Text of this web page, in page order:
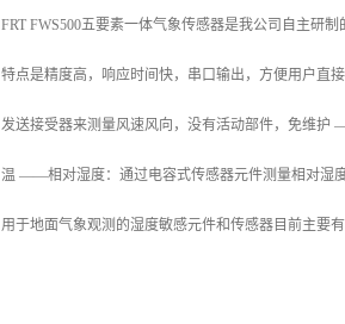
FRT FWS500五要素一体气象传感器是我公司自主研
特点是精度高，响应时间快，串口输出，方便用户直
发送接受器来测量风速风向，没有活动部件，免维
温 ——相对湿度：通过电容式传感器元件测量相对湿度
用于地面气象观测的湿度敏感元件和传感器目前主要